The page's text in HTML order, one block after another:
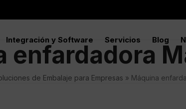
Integración y Software Servicios Blog
enfardadora
de Embalaje para Empresas » Máquina